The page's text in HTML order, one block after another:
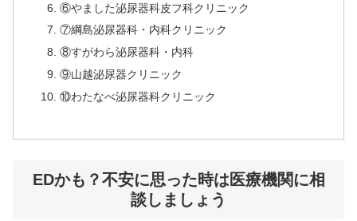
⑥やました泌尿器科皮フ科クリニック
⑦綱島泌尿器科・内科クリニック
⑧すがわら泌尿器科・内科
⑨山越泌尿器クリニック
⑩わたなべ泌尿器科クリニック
EDかも？不安に思った時は医療機関に相
談しましょう